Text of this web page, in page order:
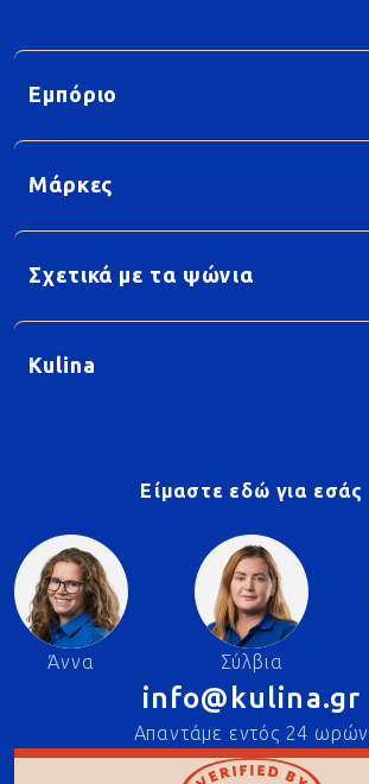
Εμπόριο
Μάρκες
Σχετικά με τα ψώνια
Kulina
Είμαστε εδώ για εσάς
Άννα Σύλβια
info@kulina.gr
Απαντάμε εντός 24 ωρών